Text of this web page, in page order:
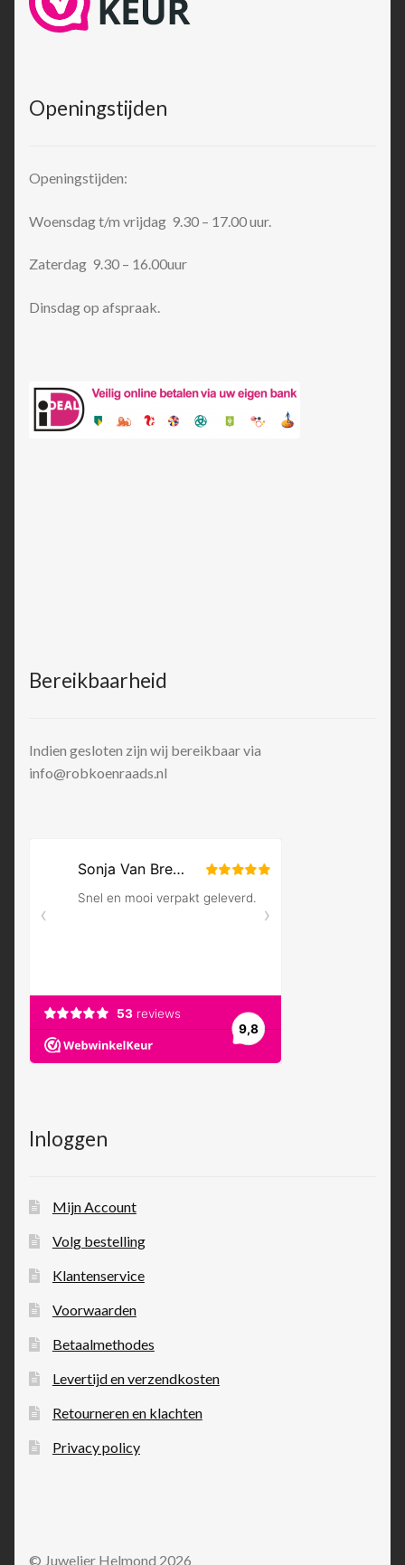
Openingstijden
Openingstijden:
Woensdag t/m vrijdag 9.30 – 17.00 uur.
Zaterdag 9.30 – 16.00uur
Dinsdag op afspraak.
Bereikbaarheid
Indien gesloten zijn wij bereikbaar via
info@robkoenraads.nl
Inloggen
Mijn Account
Volg bestelling
Klantenservice
Voorwaarden
Betaalmethodes
Levertijd en verzendkosten
Retourneren en klachten
Privacy policy
© Juwelier Helmond 2026